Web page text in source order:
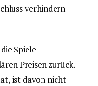
verhindern
Spiele
Preisen zurück.
ist davon nicht